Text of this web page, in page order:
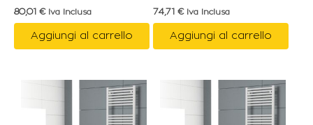
80,01 € Iva Inclusa
Aggiungi al carrello
74,71 € Iva Inclusa
Aggiungi al carrello